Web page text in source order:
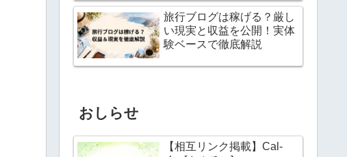
旅行ブログは稼げる？厳し
い現実と収益を公開！実体
験ベースで徹底解説
おしらせ
【相互リンク掲載】Cal-